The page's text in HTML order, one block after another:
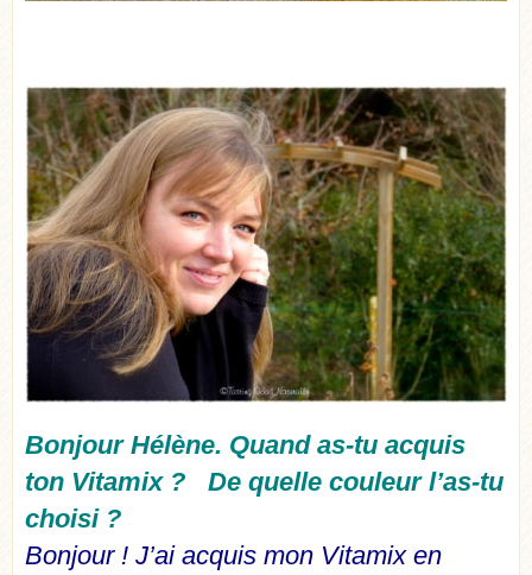
Bonjour Hélène. Quand as-tu acquis
ton Vitamix ? De quelle couleur l’as-tu
choisi ?
Bonjour ! J’ai acquis mon Vitamix en